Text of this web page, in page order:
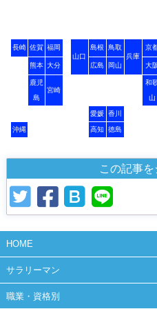
長崎 佐賀 福岡
山口
島根
鳥取
兵庫
京
熊本 大分 広島 岡山 大
鹿児
島
宮崎
和
山
愛媛 香川
沖縄 高知 徳島
この記事
HOME
サラリーマン
職業・資格別